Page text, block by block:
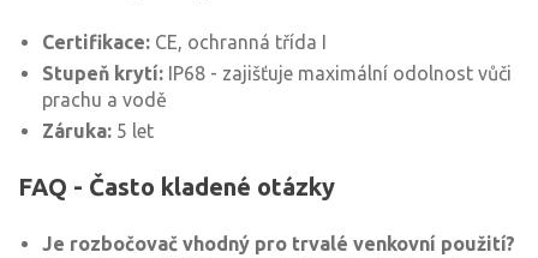
Certifikace: CE, ochranná třída I
Stupeň krytí: IP68 - zajišťuje maximální odolnost vůči
prachu a vodě
Záruka: 5 let
FAQ - Často kladené otázky
Je rozbočovač vhodný pro trvalé venkovní použití?